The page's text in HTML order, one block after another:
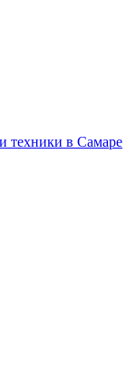
техники в Самаре